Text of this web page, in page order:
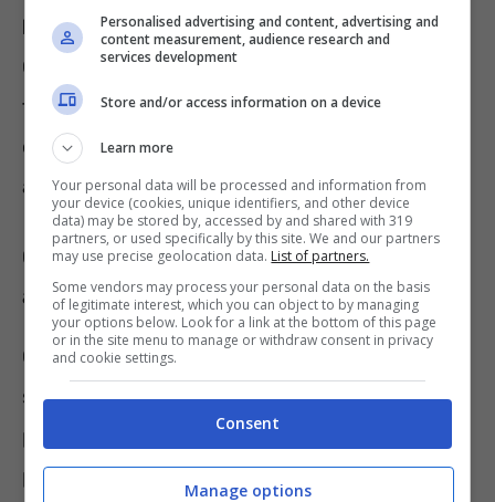
l’affetto che si prova nei suoi confronti.
Questo comportamento è messo in atto dai
felini all’interno della colonia d’appartenenza
così da lasciare il proprio odore sul capo di un
altro gatto.
Gatto, come dimostrare il proprio
affetto? Alcuni consigli utili
Come anticipato, vi sono diversi modi per far
sentire al proprio gatto domestico l’affetto
provato ed oltre a quelli spiegati nel paragrafo
precedente, ve ne sono altri altrettanto
Personalised advertising and content, advertising and
content measurement, audience research and
services development
Store and/or access information on a device
Learn more
Your personal data will be processed and information from
your device (cookies, unique identifiers, and other device
data) may be stored by, accessed by and shared with 319
partners, or used specifically by this site. We and our partners
may use precise geolocation data. List of partners.
Some vendors may process your personal data on the basis
of legitimate interest, which you can object to by managing
your options below. Look for a link at the bottom of this page
or in the site menu to manage or withdraw consent in privacy
and cookie settings.
Consent
Manage options